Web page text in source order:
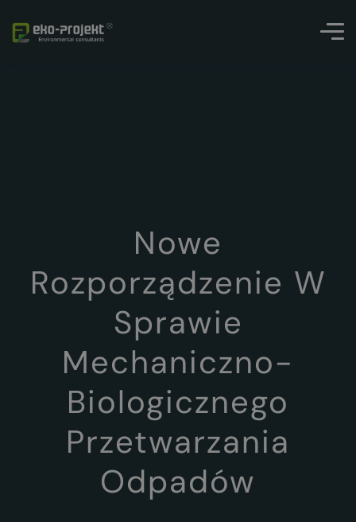
Nowe
Rozporządzenie W
Sprawie
Mechaniczno-
Biologicznego
Przetwarzania
Odpadów